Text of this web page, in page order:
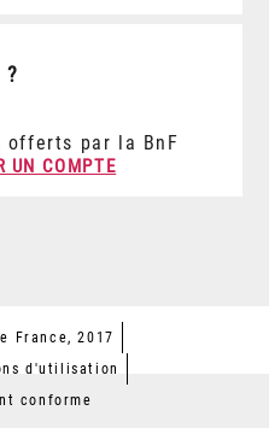
?
offerts par la BnF
UN COMPTE
France, 2017
d'utilisation
conforme